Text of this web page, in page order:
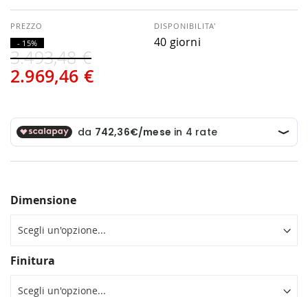
2.969,46 €
3.493,48 €
- 15%
DISPONIBILITA'
40 giorni
Dimensione
Finitura